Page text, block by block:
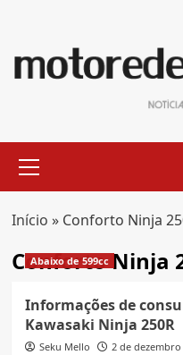
content
Menu
Início » Conforto Ninja
Conforto Ninja
Abaixo de 599cc
Informações de
Kawasaki Ninja 250R
Seku Mello 2 de dezembro